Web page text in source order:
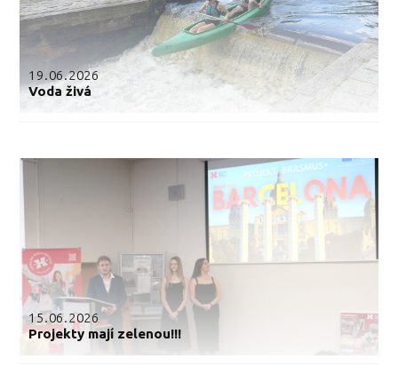
19.06.2026
Voda živá
15.06.2026
Projekty mají zelenou!!!